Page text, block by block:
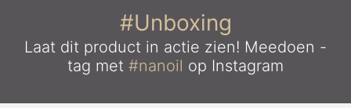
#Unboxing
Laat dit product in actie zien! Meedoen -
tag met #nanoil op Instagram